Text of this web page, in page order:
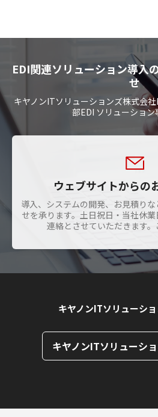
EDI関連ソリューション導入
せ
キヤノンITソリューションズ株式会
部EDI ソリューション
ウェブサイトからの
導入、システムの開発、お見積り
せを承ります。土日祝日・当社休
連絡とさせていただきます。
キヤノンITソリューシ
キヤノンITソリューシ